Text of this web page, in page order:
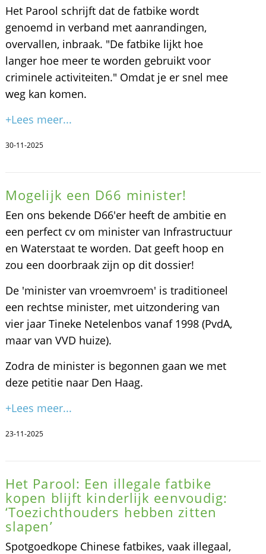
Het Parool schrijft dat de fatbike wordt
genoemd in verband met aanrandingen,
overvallen, inbraak. "De fatbike lijkt hoe
langer hoe meer te worden gebruikt voor
criminele activiteiten." Omdat je er snel mee
weg kan komen.
+Lees meer...
30-11-2025
Mogelijk een D66 minister!
Een ons bekende D66'er heeft de ambitie en
een perfect cv om minister van Infrastructuur
en Waterstaat te worden. Dat geeft hoop en
zou een doorbraak zijn op dit dossier!
De 'minister van vroemvroem' is traditioneel
een rechtse minister, met uitzondering van
vier jaar Tineke Netelenbos vanaf 1998 (PvdA,
maar van VVD huize).
Zodra de minister is begonnen gaan we met
deze petitie naar Den Haag.
+Lees meer...
23-11-2025
Het Parool: Een illegale fatbike
kopen blijft kinderlijk eenvoudig:
‘Toezichthouders hebben zitten
slapen’
Spotgoedkope Chinese fatbikes, vaak illegaal,